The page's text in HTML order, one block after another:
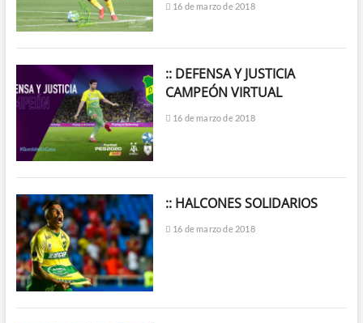
16 de marzo de 2018
:: DEFENSA Y JUSTICIA
CAMPEÓN VIRTUAL
16 de marzo de 2018
:: HALCONES SOLIDARIOS
16 de marzo de 2018